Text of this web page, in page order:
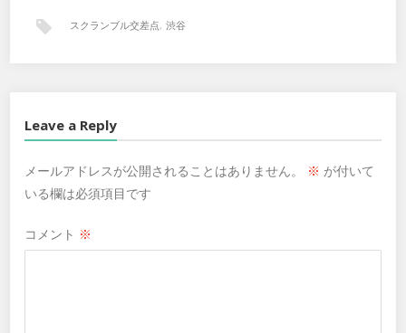
スクランブル交差点, 渋谷
Leave a Reply
メールアドレスが公開されることはありません。 ※ が付いて
いる欄は必須項目です
コメント ※